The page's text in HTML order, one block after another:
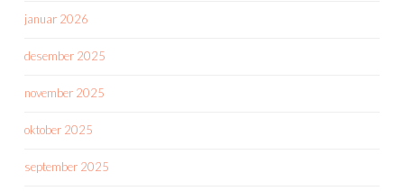
januar 2026
desember 2025
november 2025
oktober 2025
september 2025